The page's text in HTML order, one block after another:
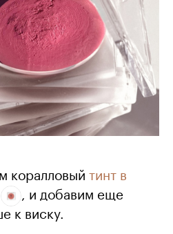
коралловый тинт в
, и добавим еще
к виску.